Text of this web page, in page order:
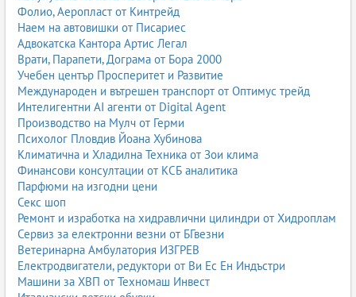
Фолио, Аеропласт от Кинтрейд
Наем на автовишки от Писариес
Адвокатска Кантора Артис Легал
Врати, Парапети, Дограма от Бора 2000
Учебен център Просперитет и Развитие
Международен и вътрешен транспорт от Оптимус трейд
Интелигентни AI агенти от Digital Agent
Производство на Мулч от Герми
Психолог Пловдив Йоана Хубинова
Климатична и Хладилна Техника от Зои клима
Финансови консултации от КСБ аналитика
Парфюми на изгодни цени
Секс шоп
Ремонт и изработка на хидравлични цилиндри от Хидроплам
Сервиз за електронни везни от БГвезни
Ветеринарна Амбулатория ИЗГРЕВ
Електродвигатели, редуктори от Ви Ес Ен Индъстри
Машини за ХВП от Техномаш Инвест